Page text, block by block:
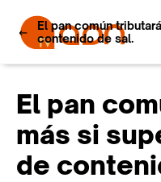
El pan común
contenido de sal.
El pan
más si
de